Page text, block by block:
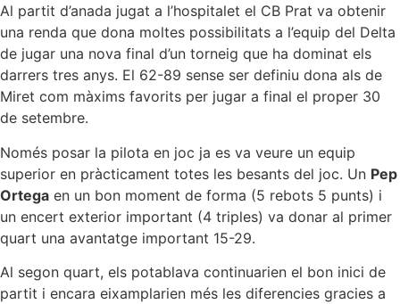
Al partit d’anada jugat a l’hospitalet el CB Prat va obtenir
una renda que dona moltes possibilitats a l’equip del Delta
de jugar una nova final d’un torneig que ha dominat els
darrers tres anys. El 62-89 sense ser definiu dona als de
Miret com màxims favorits per jugar a final el proper 30
de setembre.
Només posar la pilota en joc ja es va veure un equip
superior en pràcticament totes les besants del joc. Un Pep
Ortega en un bon moment de forma (5 rebots 5 punts) i
un encert exterior important (4 triples) va donar al primer
quart una avantatge important 15-29.
Al segon quart, els potablava continuarien el bon inici de
partit i encara eixamplarien més les diferencies gracies a